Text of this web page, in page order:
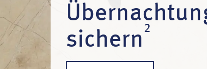
sichern 2